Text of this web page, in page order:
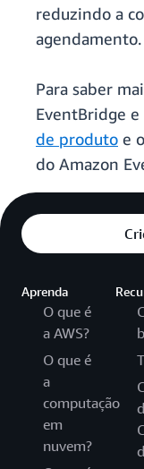
reduzindo a
agendamento.
Para saber
EventBridge e
de produto e o
do Amazon
Aprenda
O que é
a AWS?
O que é
a
computação
em
nuvem?